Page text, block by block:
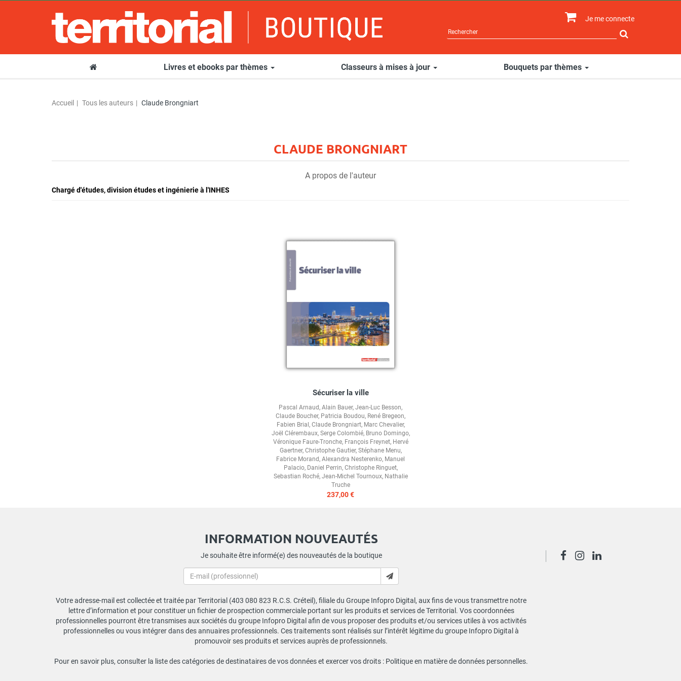
Je me connecte
Livres et ebooks par thèmes Classeurs à mises à jour Bouquets par thèmes
Accueil Tous les auteurs Claude Brongniart
CLAUDE BRONGNIART
A propos de l'auteur
Chargé d'études, division études et ingénierie à l'INHES
Sécuriser la ville
Pascal Arnaud, Alain Bauer, Jean-Luc Besson,
Claude Boucher, Patricia Boudou, René Bregeon,
Fabien Brial , Claude Brongniart, Marc Chevalier,
Joël Clérembaux, Serge Colombié, Bruno Domingo,
Véronique Faure-Tronche, François Freynet, Hervé
Gaertner, Christophe Gautier, Stéphane Menu,
Fabrice Morand, Alexandra Nesterenko, Manuel
Palacio, Daniel Perrin, Christophe Ringuet,
Sebastian Roché, Jean-Michel Tournoux, Nathalie
Truche
237,00 €
INFORMATION NOUVEAUTÉS
Je souhaite être informé(e) des nouveautés de la boutique
Votre adresse-mail est collectée et traitée par Territorial (403 080 823 R.C.S. Créteil), filiale du Groupe Infopro Digital, aux fins de vous transmettre notre
lettre d’information et pour constituer un fichier de prospection commerciale portant sur les produits et services de Territorial. Vos coordonnées
professionnelles pourront être transmises aux sociétés du groupe Infopro Digital afin de vous proposer des produits et/ou services utiles à vos activités
professionnelles ou vous intégrer dans des annuaires professionnels. Ces traitements sont réalisés sur l’intérêt légitime du groupe Infopro Digital à
promouvoir ses produits et services auprès de professionnels.
Pour en savoir plus, consulter la liste des catégories de destinataires de vos données et exercer vos droits : Politique en matière de données personnelles.